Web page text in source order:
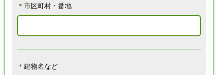
＊ 市区町村・番地
＊ 建物名など